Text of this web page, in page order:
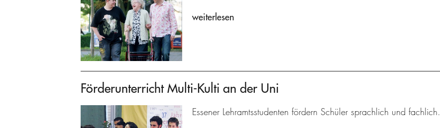
weiterlesen
Förderunterricht Multi-Kulti an der Uni
Essener Lehramtsstudenten fördern Schüler sprachlich und fachlich.